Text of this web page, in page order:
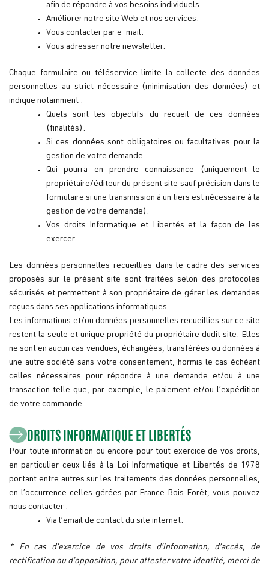
afin de répondre à vos besoins individuels.
Améliorer notre site Web et nos services.
Vous contacter par e-mail.
Vous adresser notre newsletter.
Chaque formulaire ou téléservice limite la collecte des données
personnelles au strict nécessaire (minimisation des données) et
indique notamment :
Quels sont les objectifs du recueil de ces données
(finalités).
Si ces données sont obligatoires ou facultatives pour la
gestion de votre demande.
Qui pourra en prendre connaissance (uniquement le
propriétaire/éditeur du présent site sauf précision dans le
formulaire si une transmission à un tiers est nécessaire à la
gestion de votre demande).
Vos droits Informatique et Libertés et la façon de les
exercer.
Les données personnelles recueillies dans le cadre des services
proposés sur le présent site sont traitées selon des protocoles
sécurisés et permettent à son propriétaire de gérer les demandes
reçues dans ses applications informatiques.
Les informations et/ou données personnelles recueillies sur ce site
restent la seule et unique propriété du propriétaire dudit site. Elles
ne sont en aucun cas vendues, échangées, transférées ou données à
une autre société sans votre consentement, hormis le cas échéant
celles nécessaires pour répondre à une demande et/ou à une
transaction telle que, par exemple, le paiement et/ou l’expédition
de votre commande.
DROITS INFORMATIQUE ET LIBERTÉS
Pour toute information ou encore pour tout exercice de vos droits,
en particulier ceux liés à la Loi Informatique et Libertés de 1978
portant entre autres sur les traitements des données personnelles,
en l’occurrence celles gérées par France Bois Forêt, vous pouvez
nous contacter :
Via l’email de contact du site internet.
* En cas d’exercice de vos droits d’information, d’accès, de
rectification ou d’opposition, pour attester votre identité, merci de